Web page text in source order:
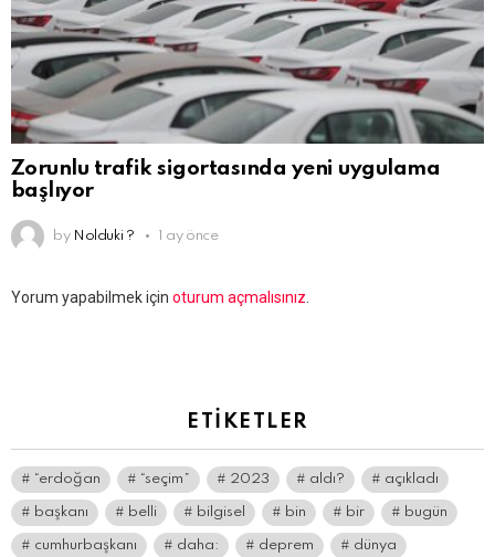
Zorunlu trafik sigortasında yeni uygulama
başlıyor
by Nolduki ? 1 ay önce
Bir
Yorum yapabilmek için oturum açmalısınız
ETIKETLER
“erdoğan “seçim” 2023 aldı? açıkladı
başkanı belli bilgisel bin bir bugün
cumhurbaşkanı daha: deprem dünya